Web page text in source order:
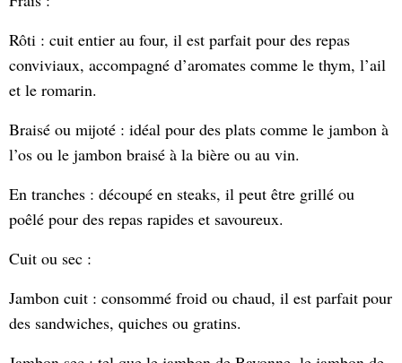
Rôti : cuit entier au four, il est parfait pour des repas
conviviaux, accompagné d’aromates comme le thym, l’ail
et le romarin.
Braisé ou mijoté : idéal pour des plats comme le jambon à
l’os ou le jambon braisé à la bière ou au vin.
En tranches : découpé en steaks, il peut être grillé ou
poêlé pour des repas rapides et savoureux.
Cuit ou sec :
Jambon cuit : consommé froid ou chaud, il est parfait pour
des sandwiches, quiches ou gratins.